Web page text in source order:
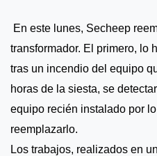
En este lunes, Secheep
transformador. El primero, lo
tras un incendio del equipo
horas de la siesta, se
equipo recién instalado por
reemplazarlo.
Los trabajos, realizados en